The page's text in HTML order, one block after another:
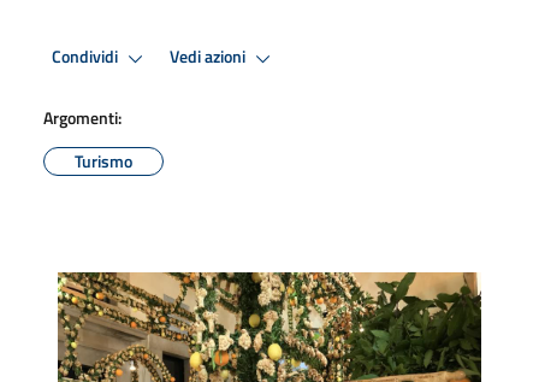
Condividi Vedi azioni
Argomenti:
Turismo